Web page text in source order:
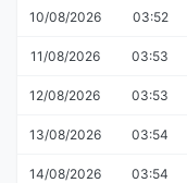
10/08/2026 03:52
11/08/2026 03:53
12/08/2026 03:53
13/08/2026 03:54
14/08/2026 03:54